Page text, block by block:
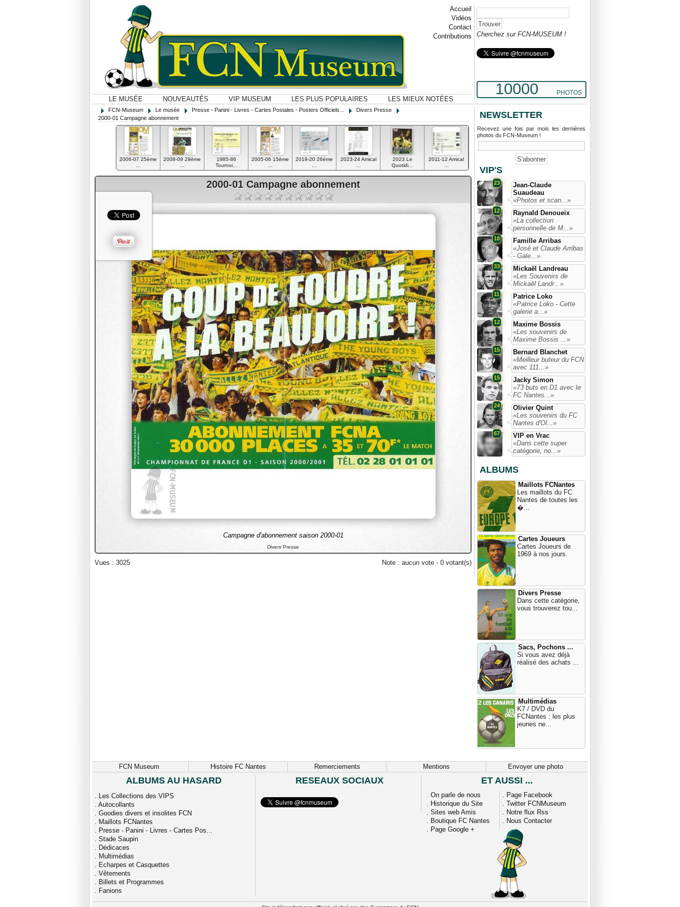
Accueil
Vidéos
Contact
Contributions
LE MUSÉE NOUVEAUTÉS VIP MUSEUM LES PLUS POPULAIRES LES MIEUX NOTÉES
Cherchez sur FCN-MUSEUM !
10000 PHOTOS
FCN-Museum Le musée Presse - Panini - Livres - Cartes Postales - Posters Officiels...
Divers Presse
2000-01 Campagne abonnement
2006-07 25ème
2008-09 29ème
1985-86
Tournoi...
2005-06 15ème
2019-20 26ème
2023-24 Amical
2023 Le
Quotidi...
2011-12 Amical
2000-01 Campagne abonnement
Campagne d'abonnement saison 2000-01
Divers Presse
Vues : 3025 Note : aucun vote - 0 votant(s)
NEWSLETTER
Recevez une fois par mois les dernières
photos du FCN-Museum !
VIP'S
23
Jean-Claude
Suaudeau
«Photos et scan...»
12
Raynald Denoueix
«La collection
personnelle de M...»
18
Famille Arribas
«José et Claude Arribas
- Gale...»
33
Mickaël Landreau
«Les Souvenirs de
Mickaël Landr...»
11
Patrice Loko
«Patrice Loko - Cette
galerie a...»
12
Maxime Bossis
«Les souvenirs de
Maxime Bossis ...»
15
Bernard Blanchet
«Meilleur buteur du FCN
avec 111...»
15
Jacky Simon
«73 buts en D1 avec le
FC Nantes...»
24
Olivier Quint
«Les souvenirs du FC
Nantes d'Ol...»
67
VIP en Vrac
«Dans cette super
catégorie, no...»
ALBUMS
Maillots FCNantes
Les maillots du FC
Nantes de toutes les
�...
Cartes Joueurs
Cartes Joueurs de
1969 à nos jours.
Divers Presse
Dans cette catégorie,
vous trouverez tou...
Sacs, Pochons ...
Si vous avez déjà
réalisé des achats ...
Multimédias
K7 / DVD du
FCNantes : les plus
jeunes ne...
FCN Museum Histoire FC Nantes Remerciements Mentions Envoyer une photo
ALBUMS AU HASARD
. Les Collections des VIPS
. Autocollants
. Goodies divers et insolites FCN
. Maillots FCNantes
. Presse - Panini - Livres - Cartes Pos...
. Stade Saupin
. Dédicaces
. Multimédias
. Echarpes et Casquettes
. Vêtements
. Billets et Programmes
. Fanions
RESEAUX SOCIAUX ET AUSSI ...
. On parle de nous
. Historique du Site
. Sites web Amis
. Boutique FC Nantes
. Page Google +
. Page Facebook
. Twitter FCNMuseum
. Notre flux Rss
. Nous Contacter